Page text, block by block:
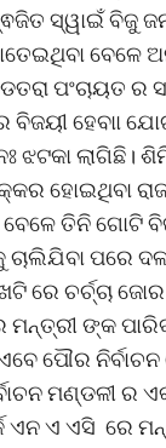
ସ୍ୱାଇଁ ବିଜୁ
ବେଳେ
ପଂଚାୟତ ର
ବିଜୟୀ ହେବାା
ଝଟକା ଲାଗିଛି।
ହୋଇଥିବା
ବେଳେ ତିନି ଗୋଟି
ଚାଲିଯିବା ପରେ
ରେ ଚର୍ଚ୍ଚା
ମନ୍ତ୍ରୀ ଙ୍କ
ପୌର
ମଣ୍ଡଳୀ ର
ଏନ ଏ ଏସି ରେ